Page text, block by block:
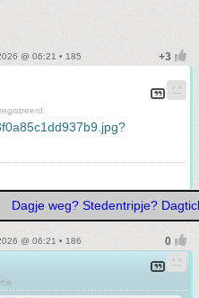
@ 06:21 • 185
Dagje weg? Stedentripje?
@ 06:21 • 186